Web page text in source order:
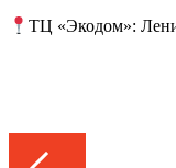
ТЦ «Экодом»: